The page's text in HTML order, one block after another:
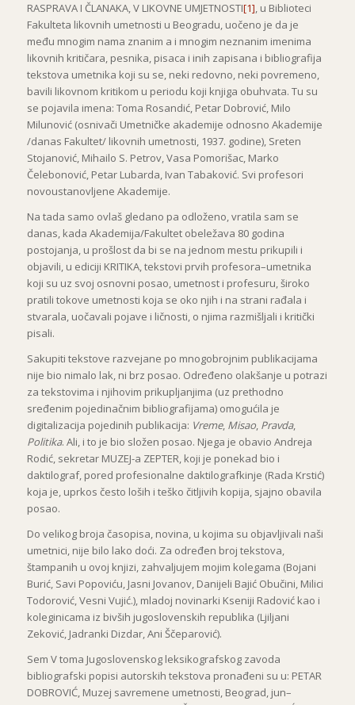
RASPRAVA I ČLANAKA, V LIKOVNE UMJETNOSTI[1], u Biblioteci
Fakulteta likovnih umetnosti u Beogradu, uočeno je da je
među mnogim nama znanim a i mnogim neznanim imenima
likovnih kritičara, pesnika, pisaca i inih zapisana i bibliografija
tekstova umetnika koji su se, neki redovno, neki povremeno,
bavili likovnom kritikom u periodu koji knjiga obuhvata. Tu su
se pojavila imena: Toma Rosandić, Petar Dobrović, Milo
Milunović (osnivači Umetničke akademije odnosno Akademije
/danas Fakultet/ likovnih umetnosti, 1937. godine), Sreten
Stojanović, Mihailo S. Petrov, Vasa Pomorišac, Marko
Čelebonović, Petar Lubarda, Ivan Tabaković. Svi profesori
novoustanovljene Akademije.
Na tada samo ovlaš gledano pa odloženo, vratila sam se
danas, kada Akademija/Fakultet obeležava 80 godina
postojanja, u prošlost da bi se na jednom mestu prikupili i
objavili, u ediciji KRITIKA, tekstovi prvih profesora–umetnika
koji su uz svoj osnovni posao, umetnost i profesuru, široko
pratili tokove umetnosti koja se oko njih i na strani rađala i
stvarala, uočavali pojave i ličnosti, o njima razmišljali i kritički
pisali.
Sakupiti tekstove razvejane po mnogobrojnim publikacijama
nije bio nimalo lak, ni brz posao. Određeno olakšanje u potrazi
za tekstovima i njihovim prikupljanjima (uz prethodno
sređenim pojedinačnim bibliografijama) omogućila je
digitalizacija pojedinih publikacija: Vreme, Misao, Pravda,
Politika. Ali, i to je bio složen posao. Njega je obavio Andreja
Rodić, sekretar MUZEJ-a ZEPTER, koji je ponekad bio i
daktilograf, pored profesionalne daktilografkinje (Rada Krstić)
koja je, uprkos često loših i teško čitljivih kopija, sjajno obavila
posao.
Do velikog broja časopisa, novina, u kojima su objavljivali naši
umetnici, nije bilo lako doći. Za određen broj tekstova,
štampanih u ovoj knjizi, zahvaljujem mojim kolegama (Bojani
Burić, Savi Popoviću, Jasni Jovanov, Danijeli Bajić Obučini, Milici
Todorović, Vesni Vujić.), mladoj novinarki Kseniji Radović kao i
koleginicama iz bivših jugoslovenskih republika (Ljiljani
Zeković, Jadranki Dizdar, Ani Ščeparović).
Sem V toma Jugoslovenskog leksikografskog zavoda
bibliografski popisi autorskih tekstova pronađeni su u: PETAR
DOBROVIĆ, Muzej savremene umetnosti, Beograd, jun–